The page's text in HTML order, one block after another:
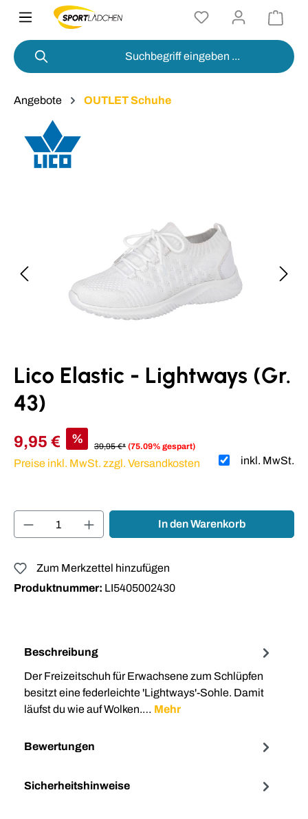
springen
Angebote OUTLET Schuhe
Lico Elastic - Lightways (Gr.
43)
9,95 € %
39,95 €* (75.09% gespart)
inkl. MwSt.
Preise inkl. MwSt. zzgl. Versandkosten
Produkt Anzahl: Gib den gewünschten
In den Warenkorb
Zum Merkzettel hinzufügen
Produktnummer: LI5405002430
Beschreibung
Der Freizeitschuh für Erwachsene zum Schlüpfen
besitzt eine federleichte 'Lightways'-Sohle. Damit
läufst du wie auf Wolken.… Mehr
Bewertungen
Sicherheitshinweise